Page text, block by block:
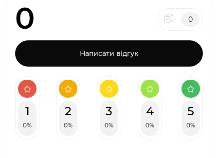
0 0
Написати відгук
1
0%
2
0%
3
0%
4
0%
5
0%